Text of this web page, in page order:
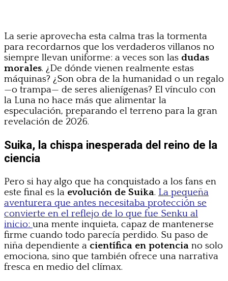
La serie aprovecha esta calma tras la tormenta
para recordarnos que los verdaderos villanos no
siempre llevan uniforme: a veces son las dudas
morales. ¿De dónde vienen realmente estas
máquinas? ¿Son obra de la humanidad o un regalo
—o trampa— de seres alienígenas? El vínculo con
la Luna no hace más que alimentar la
especulación, preparando el terreno para la gran
revelación de 2026.
Suika, la chispa inesperada del reino de la
ciencia
Pero si hay algo que ha conquistado a los fans en
este final es la evolución de Suika. La pequeña
aventurera que antes necesitaba protección se
convierte en el reflejo de lo que fue Senku al
inicio: una mente inquieta, capaz de mantenerse
firme cuando todo parecía perdido. Su paso de
niña dependiente a científica en potencia no solo
emociona, sino que también ofrece una narrativa
fresca en medio del clímax.